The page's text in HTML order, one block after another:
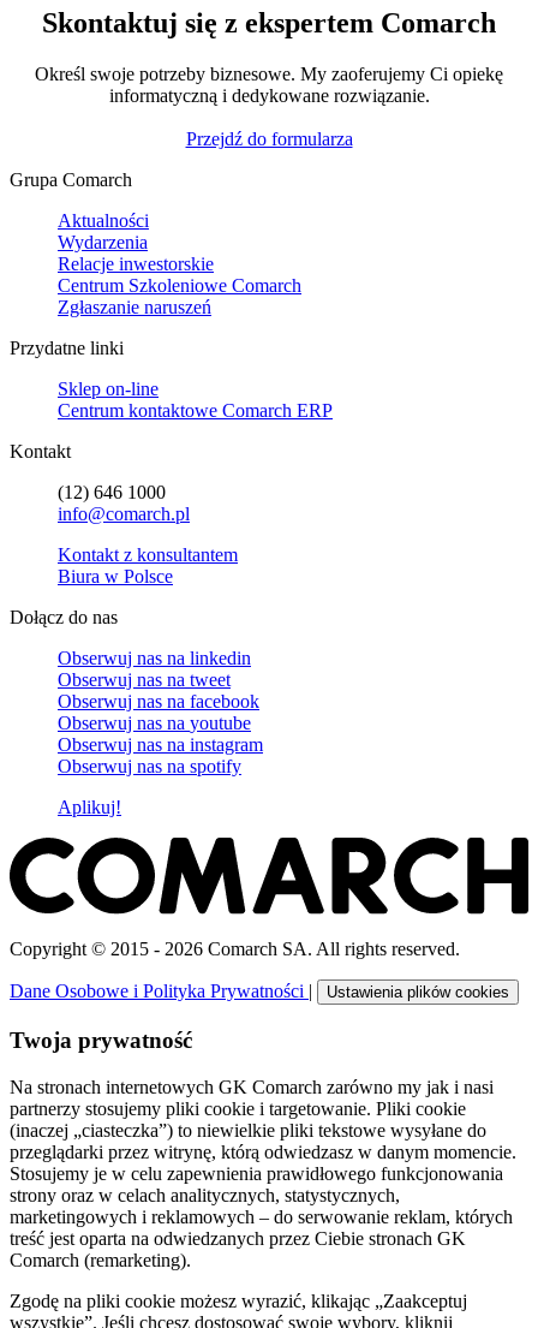
Skontaktuj się z ekspertem Comarch
Określ swoje potrzeby biznesowe. My zaoferujemy Ci opiekę
informatyczną i dedykowane rozwiązanie.
Przejdź do formularza
Grupa Comarch
Aktualności
Wydarzenia
Relacje inwestorskie
Centrum Szkoleniowe Comarch
Zgłaszanie naruszeń
Przydatne linki
Sklep on-line
Centrum kontaktowe Comarch ERP
Kontakt
(12) 646 1000
info@comarch.pl
Kontakt z konsultantem
Biura w Polsce
Dołącz do nas
Obserwuj nas na linkedin
Obserwuj nas na tweet
Obserwuj nas na facebook
Obserwuj nas na youtube
Obserwuj nas na instagram
Obserwuj nas na spotify
Aplikuj!
Copyright © 2015 - 2026 Comarch SA. All rights reserved.
Dane Osobowe i Polityka Prywatności | Ustawienia plików cookies
Twoja prywatność
Na stronach internetowych GK Comarch zarówno my jak i nasi
partnerzy stosujemy pliki cookie i targetowanie. Pliki cookie
(inaczej „ciasteczka”) to niewielkie pliki tekstowe wysyłane do
przeglądarki przez witrynę, którą odwiedzasz w danym momencie.
Stosujemy je w celu zapewnienia prawidłowego funkcjonowania
strony oraz w celach analitycznych, statystycznych,
marketingowych i reklamowych – do serwowanie reklam, których
treść jest oparta na odwiedzanych przez Ciebie stronach GK
Comarch (remarketing).
Zgodę na pliki cookie możesz wyrazić, klikając „Zaakceptuj
wszystkie”. Jeśli chcesz dostosować swoje wybory, kliknij